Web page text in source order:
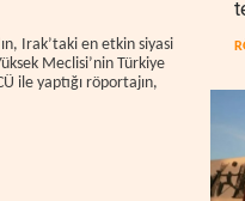
Irak’taki en etkin siyasi
Meclisi’nin Türkiye
ile yaptığı röportajın,